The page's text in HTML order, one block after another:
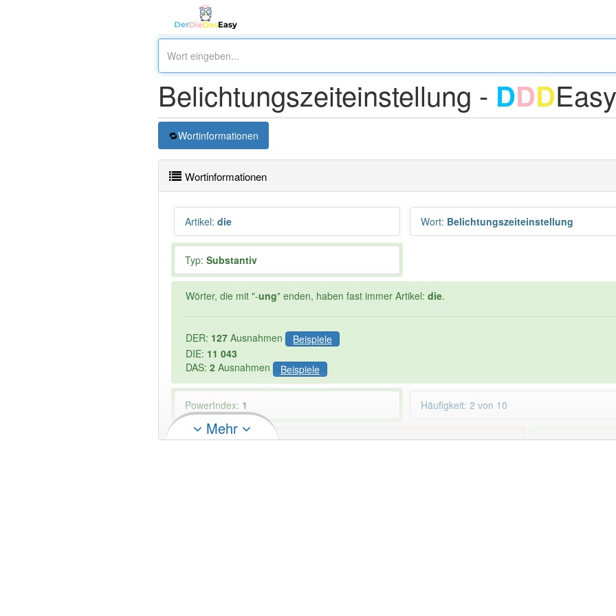
Belichtungszeiteinstellung - DDDEasy
Wortinformationen
Wortinformationen
Artikel: die Wort: Belichtungszeiteinstellung
Typ: Substantiv
Wörter, die mit "-ung" enden, haben fast immer Artikel: die.
DER: 127 Ausnahmen
Beispiele
DIE: 11 043
DAS: 2 Ausnahmen Beispiele
PowerIndex: 1 Häufigkeit: 2 von 10
Wörter mit Endung-belichtungszeiteinstellungaber mit einem anderen
89% unserer
Mehr